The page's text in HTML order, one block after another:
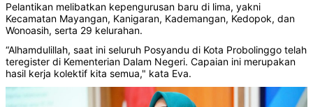
‎Pelantikan melibatkan kepengurusan baru di lima, yakni
Kecamatan Mayangan, Kanigaran, Kademangan, Kedopok, dan
Wonoasih, serta 29 kelurahan.
‎“Alhamdulillah, saat ini seluruh Posyandu di Kota Probolinggo telah
teregister di Kementerian Dalam Negeri. Capaian ini merupakan
hasil kerja kolektif kita semua," kata Eva.